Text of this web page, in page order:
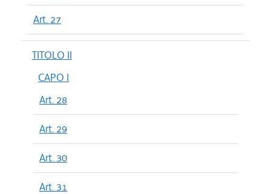
Art. 27
TITOLO II
CAPO I
Art. 28
Art. 29
Art. 30
Art. 31